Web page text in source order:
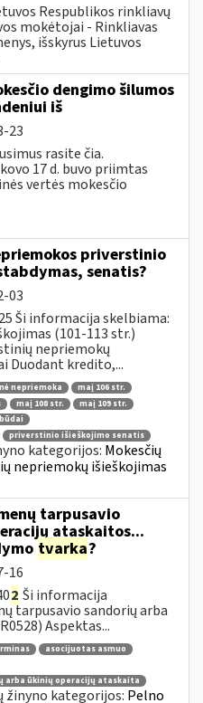
Respublikos rinkliavų
mokėtojai - Rinkliavas
išskyrus Lietuvos
dengimo šilumos
iš
23
rasite čia.
17 d. buvo priimtas
vertės mokesčio
priverstinio
senatis?
03
Ši informacija skelbiama:
(101-113 str.)
nepriemokų
Duodant kredito,...
nepriemoka
maį 106 str.
maį 108 str.
maį 109 str.
priverstinio išieškojimo senatis
kategorijos: Mokesčių
nepriemokų išieškojimas
tarpusavio
ataskaitos...
tvarka?
16
2 Ši informacija
tarpusavio sandorių arba
Aspektas...
asocijuotas asmuo
arba ūkinių operacijų ataskaita
žinyno kategorijos: Pelno